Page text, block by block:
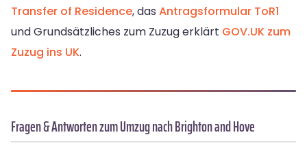
Transfer of Residence, das Antragsformular ToR1
und Grundsätzliches zum Zuzug erklärt GOV.UK zum
Zuzug ins UK.
Fragen & Antworten zum Umzug nach Brighton and Hove